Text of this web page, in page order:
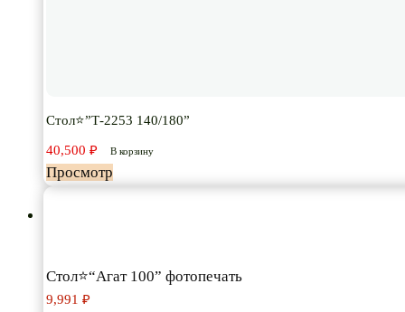
Стол⭐”Т-2253 140/180”
40,500 ₽ В корзину
Просмотр
Стол⭐“Агат 100” фотопечать
9,991 ₽